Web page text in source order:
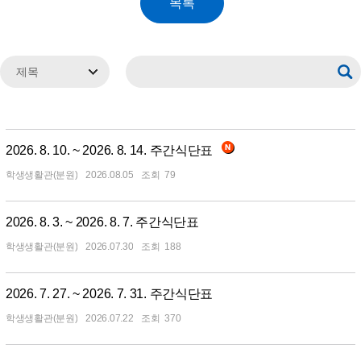
2026. 8. 10. ~ 2026. 8. 14. 주간식단표
학생생활관(분원) 2026.08.05 79
2026. 8. 3. ~ 2026. 8. 7. 주간식단표
학생생활관(분원) 2026.07.30 188
2026. 7. 27. ~ 2026. 7. 31. 주간식단표
학생생활관(분원) 2026.07.22 370